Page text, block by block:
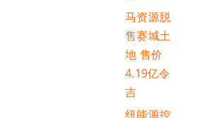
马资源脱
售赛城土
地 售价
4.19亿令
吉
纽能源控